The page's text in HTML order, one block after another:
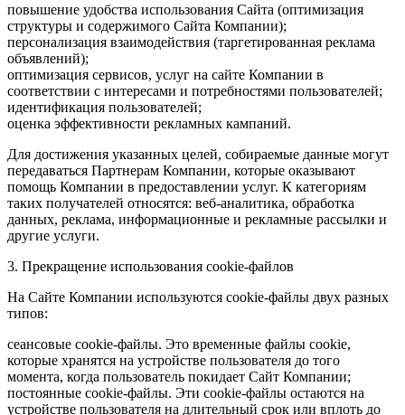
повышение удобства использования Сайта (оптимизация
структуры и содержимого Сайта Компании);
персонализация взаимодействия (таргетированная реклама
объявлений);
оптимизация сервисов, услуг на сайте Компании в
соответствии с интересами и потребностями пользователей;
идентификация пользователей;
оценка эффективности рекламных кампаний.
Для достижения указанных целей, собираемые данные могут
передаваться Партнерам Компании, которые оказывают
помощь Компании в предоставлении услуг. К категориям
таких получателей относятся: веб-аналитика, обработка
данных, реклама, информационные и рекламные рассылки и
другие услуги.
3. Прекращение использования cookie-файлов
На Сайте Компании используются cookie-файлы двух разных
типов:
сеансовые cookie-файлы. Это временные файлы cookie,
которые хранятся на устройстве пользователя до того
момента, когда пользователь покидает Сайт Компании;
постоянные cookie-файлы. Эти cookie-файлы остаются на
устройстве пользователя на длительный срок или вплоть до